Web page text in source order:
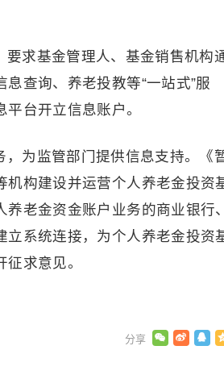
要求基金管理人、基金销售机构
查询、养老投教等“一站式”服
台开立信息账户。
为监管部门提供信息支持。《
构建设并运营个人养老金投资
老金资金账户业务的商业银行、
系统连接，为个人养老金投资
求意见。